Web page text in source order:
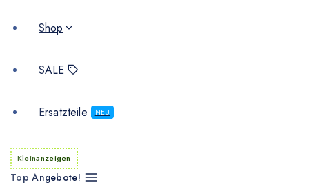
Shop
SALE
Ersatzteile NEU
Kleinanzeigen
Top Angebote!